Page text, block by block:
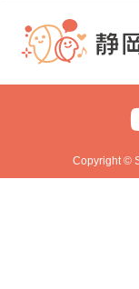
Copyright ©